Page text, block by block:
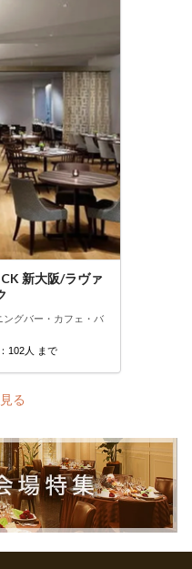
新大阪/ラヴァ
ングバー・カフェ・バ
102人 まで
る